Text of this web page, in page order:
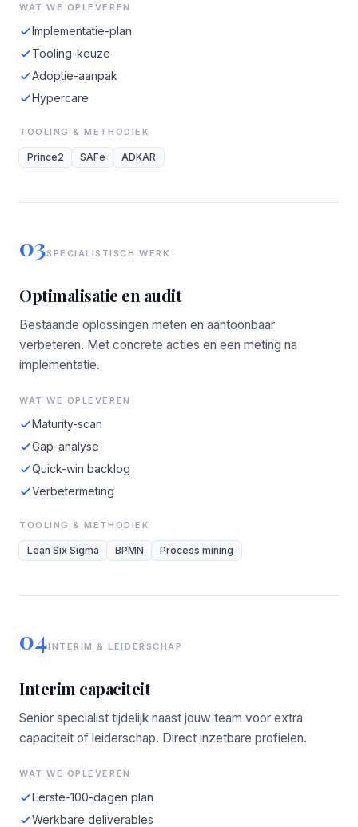
WAT WE OPLEVEREN
Implementatie-plan
Tooling-keuze
Adoptie-aanpak
Hypercare
TOOLING & METHODIEK
Prince2 SAFe ADKAR
03SPECIALISTISCH WERK
Optimalisatie en audit
Bestaande oplossingen meten en aantoonbaar
verbeteren. Met concrete acties en een meting na
implementatie.
WAT WE OPLEVEREN
Maturity-scan
Gap-analyse
Quick-win backlog
Verbetermeting
TOOLING & METHODIEK
Lean Six Sigma BPMN Process mining
04INTERIM & LEIDERSCHAP
Interim capaciteit
Senior specialist tijdelijk naast jouw team voor extra
capaciteit of leiderschap. Direct inzetbare profielen.
WAT WE OPLEVEREN
Eerste-100-dagen plan
Werkbare deliverables